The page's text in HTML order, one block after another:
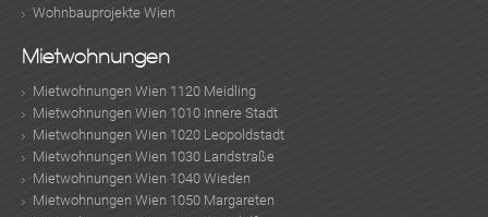
Wohnbauprojekte Wien
Mietwohnungen
Mietwohnungen Wien 1120 Meidling
Mietwohnungen Wien 1010 Innere Stadt
Mietwohnungen Wien 1020 Leopoldstadt
Mietwohnungen Wien 1030 Landstraße
Mietwohnungen Wien 1040 Wieden
Mietwohnungen Wien 1050 Margareten